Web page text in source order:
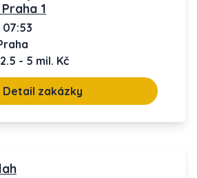
1
07:53
2.5 - 5 mil. Kč
Detail zakázky